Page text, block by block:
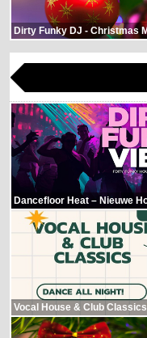
Dirty Funky DJ - Christmas
Dancefloor Heat – Nieuwe
Vocal House & Club